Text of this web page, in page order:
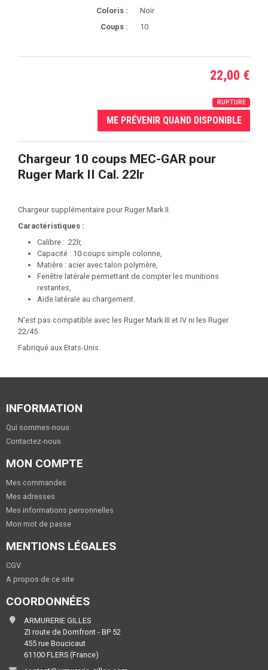
Coloris :
Noir
Coups :
10
22,00 €
RUPTURE
ME PRÉVENIR QUAND DISPONIBLE
Chargeur 10 coups MEC-GAR pour
Ruger Mark II Cal. 22lr
Chargeur supplémentaire pour Ruger Mark II.
Caractéristiques :
Calibre : .22lr,
Capacité : 10 coups simple colonne,
Matière : acier avec talon polymère,
Fenêtre latérale permettant de compter les munitions
restantes,
Aide latérale au chargement.
N'est pas compatible avec les Ruger Mark III et IV ni les Ruger
22/45.
Fabriqué aux Etats-Unis.
INFORMATION
Qui sommes-nous
Contactez-nous
MON COMPTE
Mes commandes
Mes adresses
Mes informations personnelles
Mon mot de passe
MENTIONS LÉGALES
CGV
A propos de ce site
COORDONNÉES
ARMURERIE GILLES
ZI route de Domfront - BP 52
455 rue Boucicaut
61100 FLERS (France)